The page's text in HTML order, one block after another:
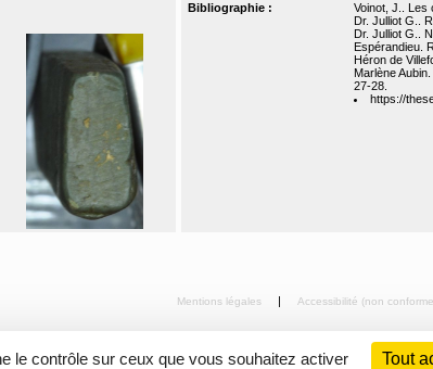
Bibliographie :
Voinot, J.. Les
Dr. Julliot G..
Dr. Julliot G..
Espérandieu.
Héron de
Marlène
27-28.
https://
Mentions légales Accessibilité (non
le contrôle sur ceux que vous souhaitez activer Tout